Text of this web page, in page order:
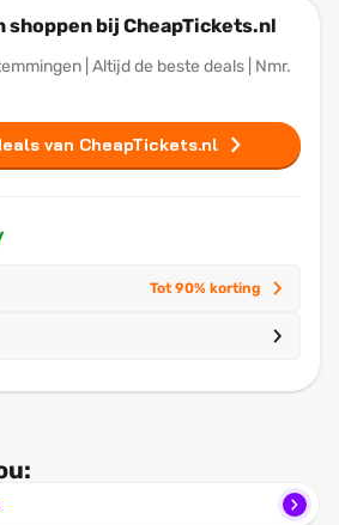
shoppen bij CheapTickets.nl
| Altijd de beste deals | Nmr.
van CheapTickets.nl
Tot 90% korting